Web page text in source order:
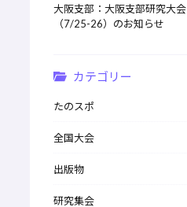
大阪支部：大阪支部研究大会
（7/25-26）のお知らせ
カテゴリー
たのスポ
全国大会
出版物
研究集会